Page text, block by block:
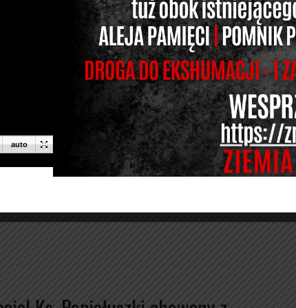
księdza Popiełuszki
jest w domenie publicznej o tamtych wydarzeniach i o